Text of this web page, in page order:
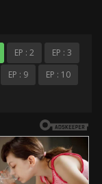
EP : 2
EP : 3
EP : 9
EP : 10